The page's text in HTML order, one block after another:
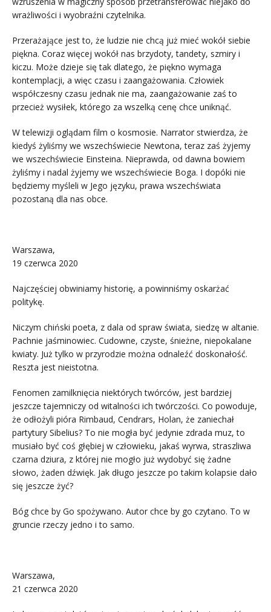
wrażliwości i wyobraźni czytelnika.
Przerażające jest to, że ludzie nie chcą już mieć wokół siebie
piękna. Coraz więcej wokół nas brzydoty, tandety, szmiry i
kiczu. Może dzieje się tak dlatego, że piękno wymaga
kontemplacji, a więc czasu i zaangażowania. Człowiek
współczesny czasu jednak nie ma, zaangażowanie zaś to
przecież wysiłek, którego za wszelką cenę chce uniknąć.
W telewizji oglądam film o kosmosie. Narrator stwierdza, że
kiedyś żyliśmy we wszechświecie Newtona, teraz zaś żyjemy
we wszechświecie Einsteina. Nieprawda, od dawna bowiem
żyliśmy i nadal żyjemy we wszechświecie Boga. I dopóki nie
będziemy myśleli w Jego języku, prawa wszechświata
pozostaną dla nas obce.
Warszawa,
19 czerwca 2020
Najczęściej obwiniamy historię, a powinniśmy oskarżać
politykę.
Niczym chiński poeta, z dala od spraw świata, siedzę w altanie.
Pachnie jaśminowiec. Cudowne, czyste, śnieżne, niepokalane
kwiaty. Już tylko w przyrodzie można odnaleźć doskonałość.
Reszta jest nieistotna.
Fenomen zamilknięcia niektórych twórców, jest bardziej
jeszcze tajemniczy od witalności ich twórczości. Co powoduje,
że odłożyli pióra Rimbaud, Cendrars, Holan, że zaniechał
partytury Sibelius? To nie mogła być jedynie zdrada muz, to
musiało być coś głębiej w człowieku, jakaś wyrwa, straszliwa
czarna dziura, z której nie mogło już wydobyć się żadne
słowo, żaden dźwięk. Jak długo jeszcze po takim kolapsie dało
się jeszcze żyć?
Bóg chce by Go spożywano. Autor chce by go czytano. To w
gruncie rzeczy jedno i to samo.
Warszawa,
21 czerwca 2020